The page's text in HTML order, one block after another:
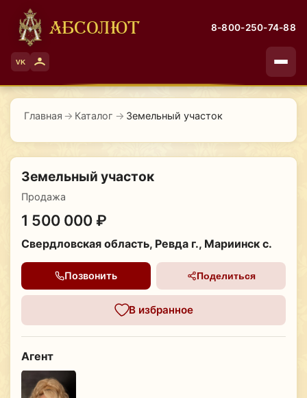
АБСОЛЮТ 8-800-250-74-88
VK
Главная → Каталог → Земельный участок
Земельный участок
Продажа
1 500 000 ₽
Свердловская область, Ревда г., Мариинск с.
Позвонить Поделиться
В избранное
Агент